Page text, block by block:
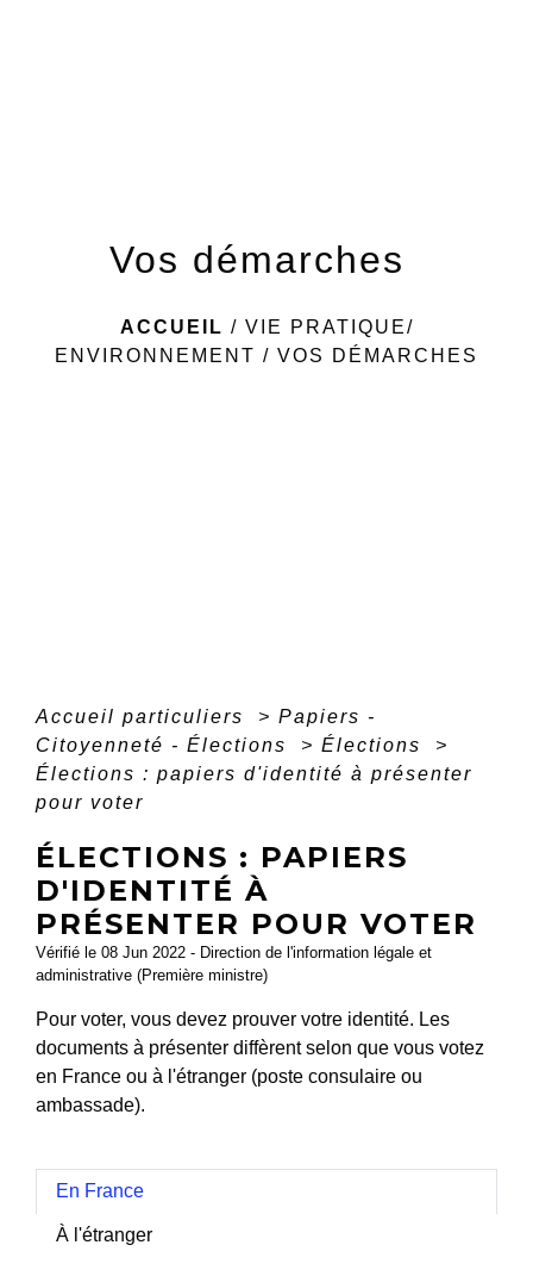
Vos démarches
ACCUEIL / VIE PRATIQUE/
ENVIRONNEMENT / VOS DÉMARCHES
Accueil particuliers > Papiers -
Citoyenneté - Élections
> Élections
>
Élections : papiers d'identité à présenter
pour voter
ÉLECTIONS : PAPIERS
D'IDENTITÉ À
PRÉSENTER POUR VOTER
Vérifié le 08 Jun 2022 - Direction de l'information légale et
administrative (Première ministre)
Pour voter, vous devez prouver votre identité. Les
documents à présenter diffèrent selon que vous votez
en France ou à l'étranger (poste consulaire ou
ambassade).
En France
À l'étranger